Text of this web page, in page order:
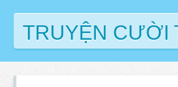
TRUYỆN CƯỜI